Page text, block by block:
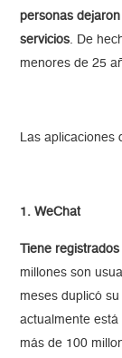
personas
servicios . De
menores de 25
Las
1. WeChat
Tiene
millones son
meses duplicó
actualmente
más de 100